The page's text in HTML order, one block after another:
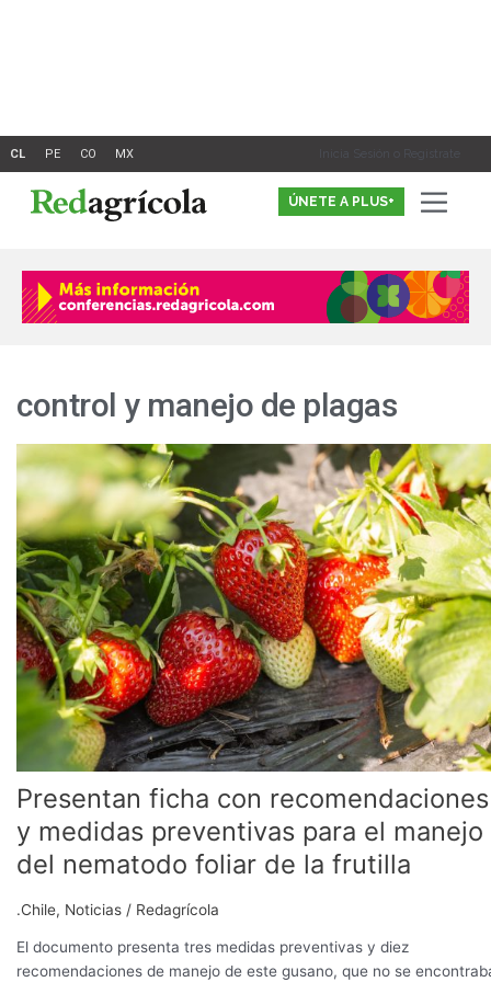
Inicia Sesión o Registrate
ÚNETE A PLUS+
control y manejo de plagas
Presentan ficha con recomendaciones
y medidas preventivas para el manejo
del nematodo foliar de la frutilla
.Chile, Noticias / Redagrícola
El documento presenta tres medidas preventivas y diez
recomendaciones de manejo de este gusano, que no se
Presentan
ficha
recomendaciones
y
medidas
preventivas
para
el
manejo
nematodo
foliar
de
la